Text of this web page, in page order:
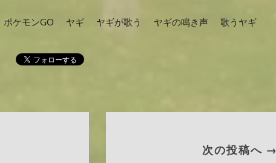
ポケモンGO ヤギ ヤギが歌う ヤギの鳴き声
歌うヤギ
次の投稿へ →